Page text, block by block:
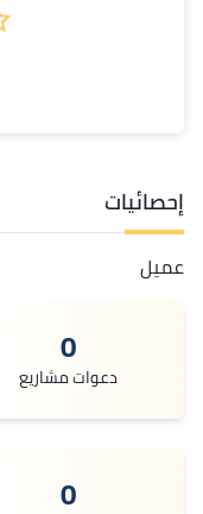
إحصائيات
عميل
0
دعوات مشاريع
0